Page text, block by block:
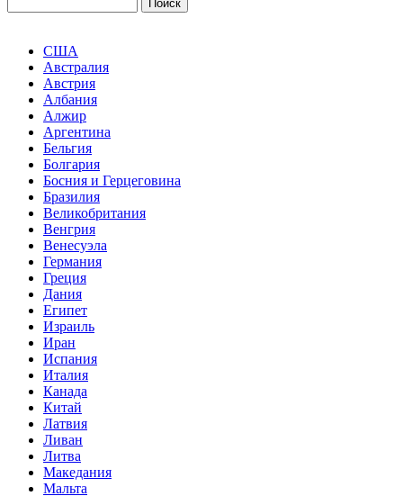
США
Австралия
Австрия
Албания
Алжир
Аргентина
Бельгия
Болгария
Босния и Герцеговина
Бразилия
Великобритания
Венгрия
Венесуэла
Германия
Греция
Дания
Египет
Израиль
Иран
Испания
Италия
Канада
Китай
Латвия
Ливан
Литва
Македания
Мальта